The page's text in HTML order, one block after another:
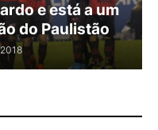
e está a um
do Paulistão